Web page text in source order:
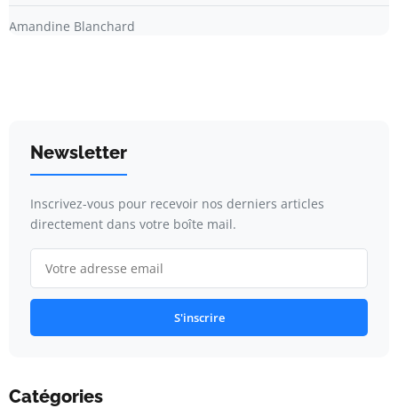
Amandine Blanchard
Newsletter
Inscrivez-vous pour recevoir nos derniers articles
directement dans votre boîte mail.
S'inscrire
Catégories